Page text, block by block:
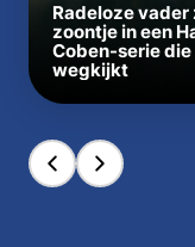
Radeloze
zoontje in een
Coben-serie
wegkijkt